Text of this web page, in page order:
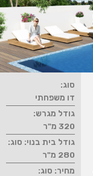
סוג:
דו משפחתי
גודל מגרש:
320 מ"ר
גודל בית בנוי: סוג:
280 מ"ר
מחיר: סוג: